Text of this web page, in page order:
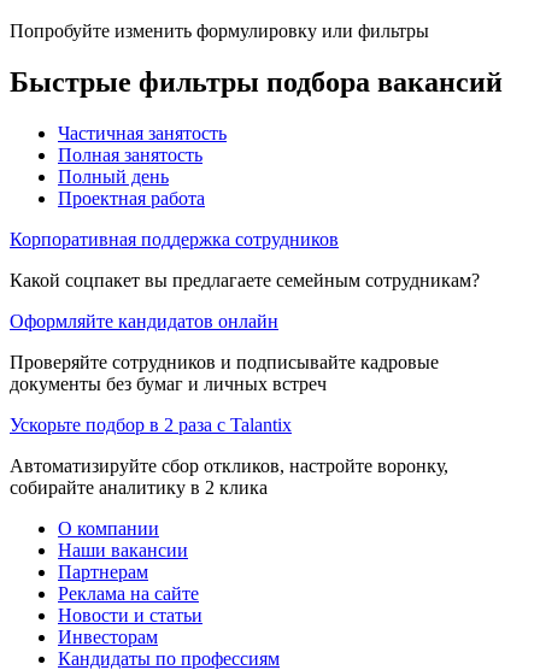
Попробуйте изменить формулировку или фильтры
Быстрые фильтры подбора вакансий
Частичная занятость
Полная занятость
Полный день
Проектная работа
Корпоративная поддержка сотрудников
Какой соцпакет вы предлагаете семейным сотрудникам?
Оформляйте кандидатов онлайн
Проверяйте сотрудников и подписывайте кадровые
документы без бумаг и личных встреч
Ускорьте подбор в 2 раза с Talantix
Автоматизируйте сбор откликов, настройте воронку,
собирайте аналитику в 2 клика
О компании
Наши вакансии
Партнерам
Реклама на сайте
Новости и статьи
Инвесторам
Кандидаты по профессиям